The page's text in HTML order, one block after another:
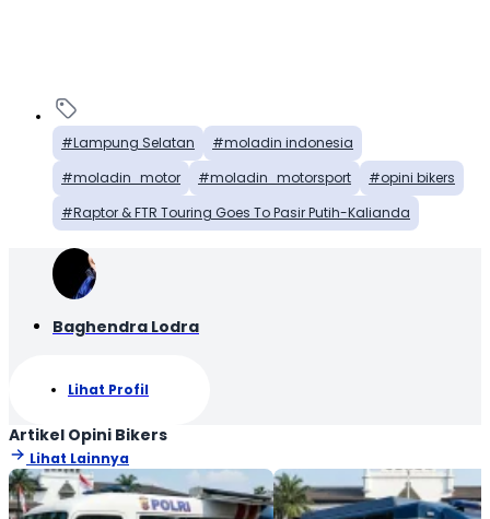
Lampung Selatan
moladin indonesia
moladin_motor
moladin_motorsport
opini bikers
Raptor & FTR Touring Goes To Pasir Putih-Kalianda
Baghendra Lodra
Lihat Profil
Artikel Opini Bikers
Lihat Lainnya